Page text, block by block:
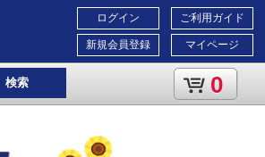
ご利用ガイド
マイページ
ログイン
新規会員登録
検索 0